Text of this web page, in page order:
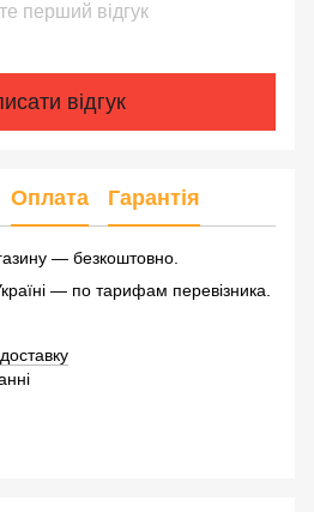
перший відгук
відгук
Оплата Гарантія
— безкоштовно.
— по тарифам перевізника.